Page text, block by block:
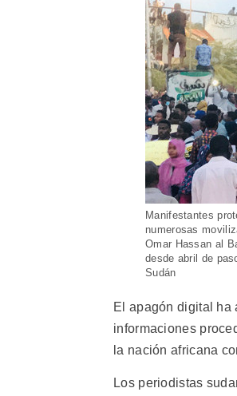
Manifestantes
numerosas
Omar Hassan al
desde abril de
Sudán
El apagón digital ha
informaciones
la nación africana
Los periodistas